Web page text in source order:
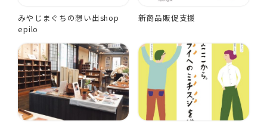
みやじまぐちの想い出shop
epilo
新商品販促支援